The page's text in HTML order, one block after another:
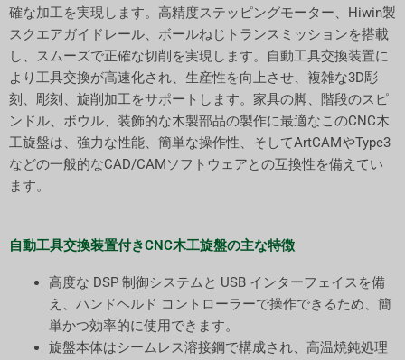
確な加工を実現します。高精度ステッピングモーター、Hiwin製
スクエアガイドレール、ボールねじトランスミッションを搭載
し、スムーズで正確な切削を実現します。自動工具交換装置に
より工具交換が高速化され、生産性を向上させ、複雑な3D彫
刻、彫刻、旋削加工をサポートします。家具の脚、階段のスピ
ンドル、ボウル、装飾的な木製部品の製作に最適なこのCNC木
工旋盤は、強力な性能、簡単な操作性、そしてArtCAMやType3
などの一般的なCAD/CAMソフトウェアとの互換性を備えてい
ます。
自動工具交換装置付きCNC木工旋盤の主な特徴
高度な DSP 制御システムと USB インターフェイスを備
え、ハンドヘルド コントローラーで操作できるため、簡
単かつ効率的に使用できます。
旋盤本体はシームレス溶接鋼で構成され、高温焼鈍処理